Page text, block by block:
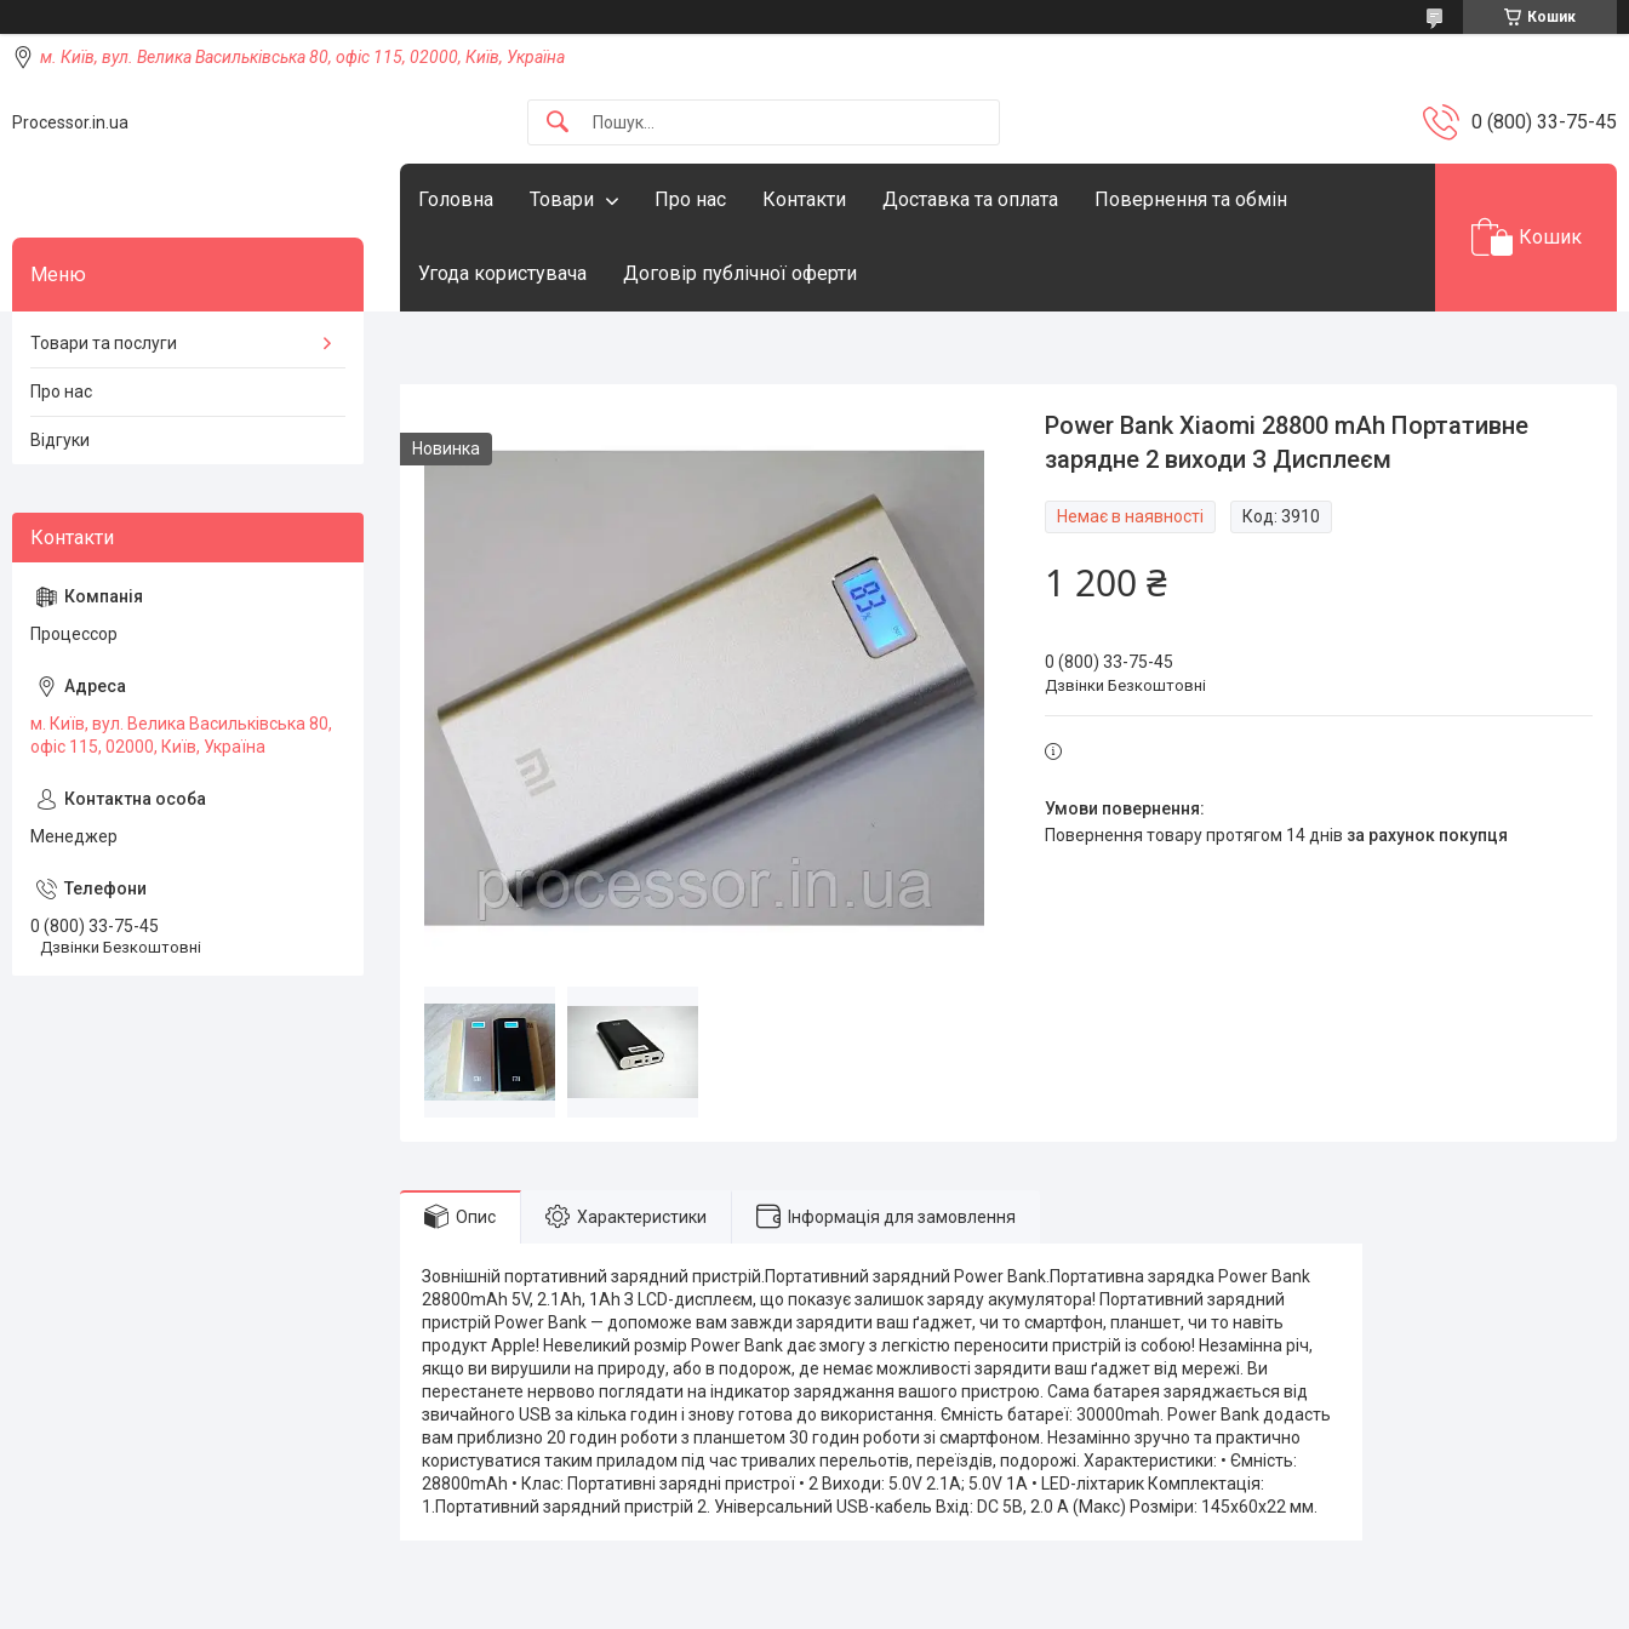
Кошик
м. Київ, вул. Велика Васильківська 80, офіс 115, 02000, Київ, Україна
Processor.in.ua 0 (800) 33-75-45
Головна Товари Про нас Контакти Доставка та оплата Повернення та обмін
Угода користувача Договір публічної оферти
Кошик
Новинка
Power Bank Xiaomi 28800 mAh Портативне
зарядне 2 виходи З Дисплеєм
Немає в наявності Код:3910
1 200 ₴
0 (800) 33-75-45
Дзвінки Безкоштовні
повернення товару протягом 14 днів за рахунок покупця
Опис Характеристики Інформація для замовлення
Зовнішній портативний зарядний пристрій.Портативний зарядний Power Bank.Портативна зарядка Power Bank
28800mAh 5V, 2.1Ah, 1Ah З LCD-дисплеєм, що показує залишок заряду акумулятора! Портативний зарядний
пристрій Power Bank — допоможе вам завжди зарядити ваш ґаджет, чи то смартфон, планшет, чи то навіть
продукт Apple! Невеликий розмір Power Bank дає змогу з легкістю переносити пристрій із собою! Незамінна річ,
якщо ви вирушили на природу, або в подорож, де немає можливості зарядити ваш ґаджет від мережі. Ви
перестанете нервово поглядати на індикатор заряджання вашого пристрою. Сама батарея заряджається від
звичайного USB за кілька годин і знову готова до використання. Ємність батареї: 30000mah. Power Bank додасть
вам приблизно 20 годин роботи з планшетом 30 годин роботи зі смартфоном. Незамінно зручно та практично
користуватися таким приладом під час тривалих перельотів, переїздів, подорожі. Характеристики: • Ємність:
28800mAh • Клас: Портативні зарядні пристрої • 2 Виходи: 5.0V 2.1A; 5.0V 1A • LED-ліхтарик Комплектація:
1.Портативний зарядний пристрій 2. Універсальний USB-кабель Вхід: DC 5В, 2.0 А (Макс) Розміри: 145х60х22 мм.
Товари та послуги
Про нас
Відгуки
Процессор
м. Київ, вул. Велика Васильківська 80,
офіс 115, 02000, Київ, Україна
Менеджер
0 (800) 33-75-45
Дзвінки Безкоштовні